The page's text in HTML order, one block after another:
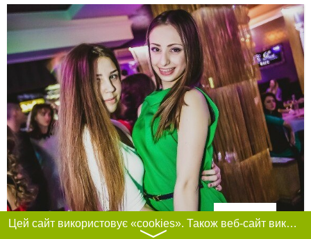
Фільтри
Цей сайт використовує «cookies». Також веб-сайт використовує інтернет-сервіс для збору технічних даних стосовно відвідувачів з метою отримання маркетингової та статистичної інформації. Умови обробки даних відвідувачів сайту див.
〉